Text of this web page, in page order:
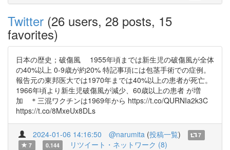
Twitter (26 users, 28 posts, 15
favorites)
日本の歴史；破傷風 1955年頃までは新生児の破傷風が全体
の40%以上 0-9歳が約20% 特記事項には包茎手術での症例。
報告元の東邦医大では1970年までは40%以上の患者が死亡。
1966年頃より新生児破傷風が減少、60歳以上の患者 が増
加 ＊三混ワクチンは1969年から https://t.co/QURNIa2k3C
https://t.co/8MxeUx8DLs
2024-01-06 14:16:50 @narumita (投稿一覧)
7
7
0.144 リツイート・ネットワーク (8)